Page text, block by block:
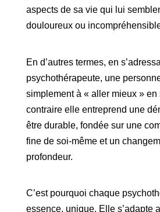
aspects de sa vie qui lui
douloureux ou
En d’autres termes, en
psychothérapeute, une
simplement à « aller mieux » en
contraire elle entreprend une
être durable, fondée sur une
fine de soi-même et un
profondeur.
C’est pourquoi chaque
essence, unique. Elle s’adapte